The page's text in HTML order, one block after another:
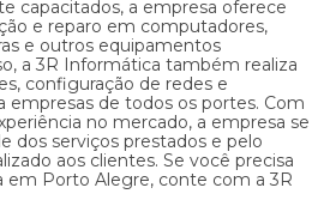
capacitados, a empresa oferece
e reparo em computadores,
e outros equipamentos
a 3R Informática também realiza
configuração de redes e
empresas de todos os portes. Com
no mercado, a empresa se
dos serviços prestados e pelo
aos clientes. Se você precisa
em Porto Alegre, conte com a 3R